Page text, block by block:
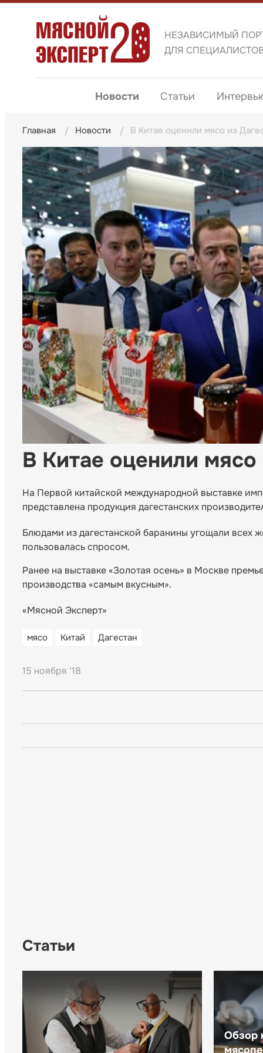
НЕЗАВИСИМЫЙ
ДЛЯ
Новости Статьи
Главная Новости В Китае оценили мясо из
В Китае оценили мясо
На Первой китайской международной выставке
представлена продукция дагестанских
Блюдами из дагестанской баранины угощали
пользовалась спросом.
Ранее на выставке «Золотая осень» в Москве
производства «самым вкусным».
«Мясной Эксперт»
мясо Китай Дагестан
15 ноября '18
Статьи
Обзор